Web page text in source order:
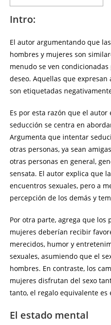
Intro:
El autor argumentando que
hombres y mujeres son
menudo se ven
deseo. Aquellas que
son etiquetadas
Es por esta razón que el
seducción se centra en
Argumenta que intentar
otras personas, ya sean
otras personas en general,
sensata. El autor explica que
encuentros sexuales, pero a
percepción de los demás y
Por otra parte, agrega que
mujeres deberían recibir
merecidos, humor y
sexuales, asumiendo que el
hombres. En contraste, los
mujeres disfrutan del sexo
tanto, el regalo equivalente es
El estado mental